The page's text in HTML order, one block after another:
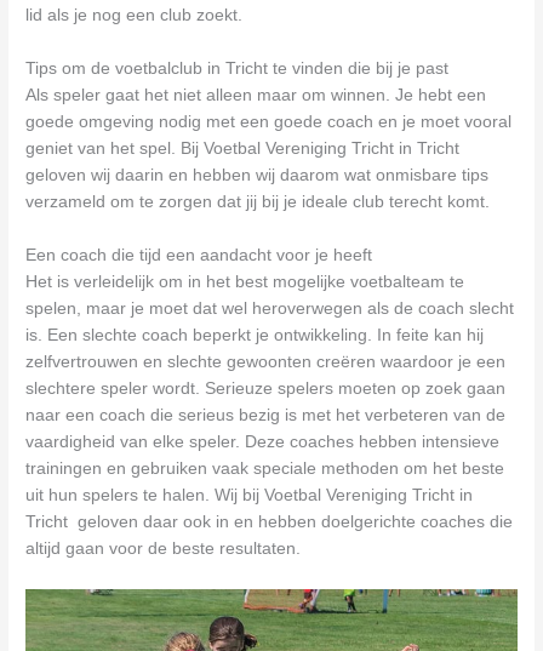
lid als je nog een club zoekt.
Tips om de voetbalclub in Tricht te vinden die bij je past
Als speler gaat het niet alleen maar om winnen. Je hebt een
goede omgeving nodig met een goede coach en je moet vooral
geniet van het spel. Bij Voetbal Vereniging Tricht in Tricht
geloven wij daarin en hebben wij daarom wat onmisbare tips
verzameld om te zorgen dat jij bij je ideale club terecht komt.
Een coach die tijd een aandacht voor je heeft
Het is verleidelijk om in het best mogelijke voetbalteam te
spelen, maar je moet dat wel heroverwegen als de coach slecht
is. Een slechte coach beperkt je ontwikkeling. In feite kan hij
zelfvertrouwen en slechte gewoonten creëren waardoor je een
slechtere speler wordt. Serieuze spelers moeten op zoek gaan
naar een coach die serieus bezig is met het verbeteren van de
vaardigheid van elke speler. Deze coaches hebben intensieve
trainingen en gebruiken vaak speciale methoden om het beste
uit hun spelers te halen. Wij bij Voetbal Vereniging Tricht in
Tricht geloven daar ook in en hebben doelgerichte coaches die
altijd gaan voor de beste resultaten.